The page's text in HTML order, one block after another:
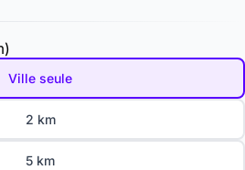
Ville seule
2 km
5 km